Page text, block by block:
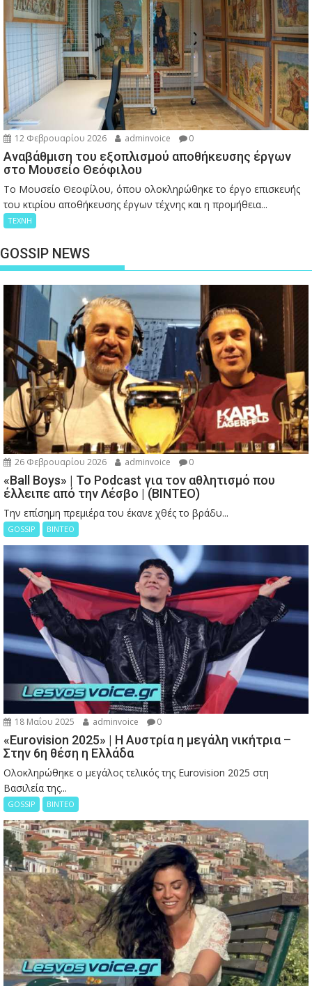
12 Φεβρουαρίου 2026 adminvoice 0
Αναβάθμιση του εξοπλισμού αποθήκευσης έργων
στο Μουσείο Θεόφιλου
Το Μουσείο Θεοφίλου, όπου ολοκληρώθηκε το έργο επισκευής
του κτιρίου αποθήκευσης έργων τέχνης και η προμήθεια...
ΤΕΧΝΗ
GOSSIP NEWS
26 Φεβρουαρίου 2026 adminvoice 0
«Ball Boys» | Το Podcast για τον αθλητισμό που
έλλειπε από την Λέσβο | (ΒΙΝΤΕΟ)
Την επίσημη πρεμιέρα του έκανε χθές το βράδυ...
GOSSIP ΒΙΝΤΕΟ
18 Μαΐου 2025 adminvoice 0
«Eurovision 2025» | Η Αυστρία η μεγάλη νικήτρια –
Στην 6η θέση η Ελλάδα
Ολοκληρώθηκε ο μεγάλος τελικός της Eurovision 2025 στη
Βασιλεία της...
GOSSIP ΒΙΝΤΕΟ